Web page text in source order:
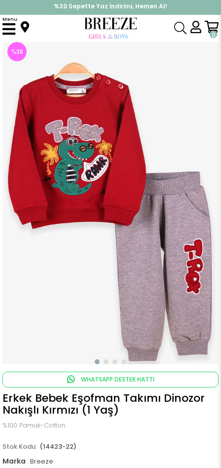
%30 Sepette Yaz İndirimi, Hemen Al!
İndirimlere ek %10 İndirimi Kap, Hemen Üye Ol!
0
Menu
Anasayfa Takımlar Eşofman Takım Erkek Bebek Eşofman Takımı Dinozor Nakışlı Kırmızı (1 Yaş)
%38
WHATSAPP DESTEK HATTI
Erkek Bebek Eşofman Takımı Dinozor
Nakışlı Kırmızı (1 Yaş)
%100 Pamuk-Cotton
(14423-22)
Marka : Breeze